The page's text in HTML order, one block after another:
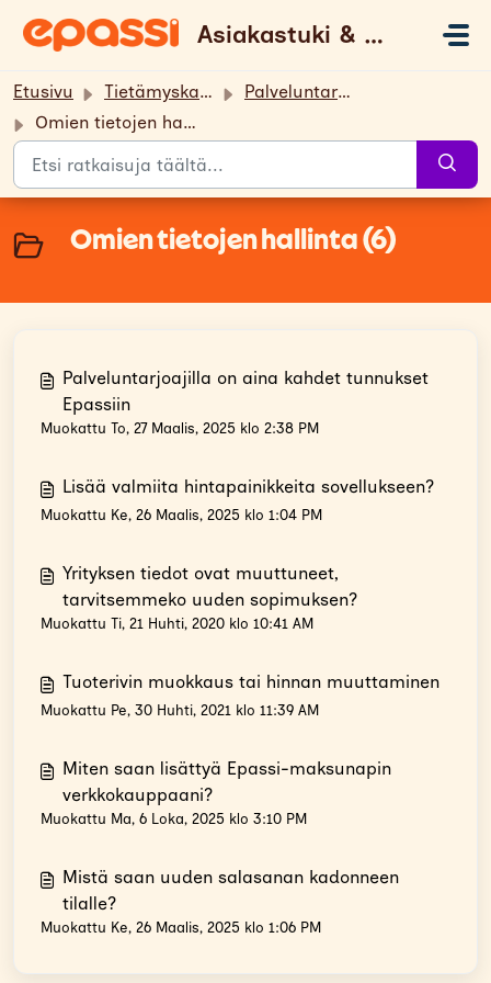
Asiakastuki & UKK
Etusivu Tietämyskanta
Palveluntarjoajalle
Omien tietojen hallinta
Omien tietojen hallinta (6)
Palveluntarjoajilla on aina kahdet tunnukset
Epassiin
Muokattu To, 27 Maalis, 2025 klo 2:38 PM
Lisää valmiita hintapainikkeita sovellukseen?
Muokattu Ke, 26 Maalis, 2025 klo 1:04 PM
Yrityksen tiedot ovat muuttuneet,
tarvitsemmeko uuden sopimuksen?
Muokattu Ti, 21 Huhti, 2020 klo 10:41 AM
Tuoterivin muokkaus tai hinnan muuttaminen
Muokattu Pe, 30 Huhti, 2021 klo 11:39 AM
Miten saan lisättyä Epassi-maksunapin
verkkokauppaani?
Muokattu Ma, 6 Loka, 2025 klo 3:10 PM
Mistä saan uuden salasanan kadonneen
tilalle?
Muokattu Ke, 26 Maalis, 2025 klo 1:06 PM